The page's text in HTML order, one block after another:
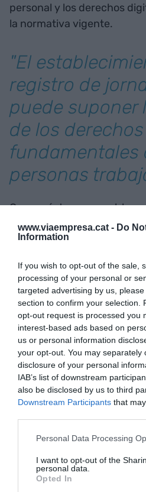
www.viaempresa.cat - Do
Information
If you wish to opt-out of the sale,
processing of your personal or
targeted advertising by us,
section to confirm your selection.
opt-out request is processed you
interest-based ads based on
us or personal information
your opt-out. You may separately
disclosure of your personal
IAB’s list of downstream
also be disclosed by us to third
Downstream Participants that
Personal Data Processing
I want to opt-out of the
personal data.
Opted In
personal y los derechos
la normativa vigente.
"El
registro de
puede suponer
de los derechos
fundamentales
personas
Con carácter semanal, la
recibirá notificación con
para su comprensión del
encontrara conforme con
reclamación oportuna
correspondiente de la
Con carácter mensual, la
las personas trabajadoras
información que la
trabajadoras de forma
totalización de las horas
mensualmente por cada
un descalabro en las
hacer creer desde algunos